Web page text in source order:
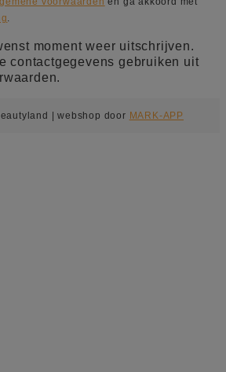
.
moment weer uitschrijven.
contactgegevens gebruiken uit
| webshop door MARK-APP